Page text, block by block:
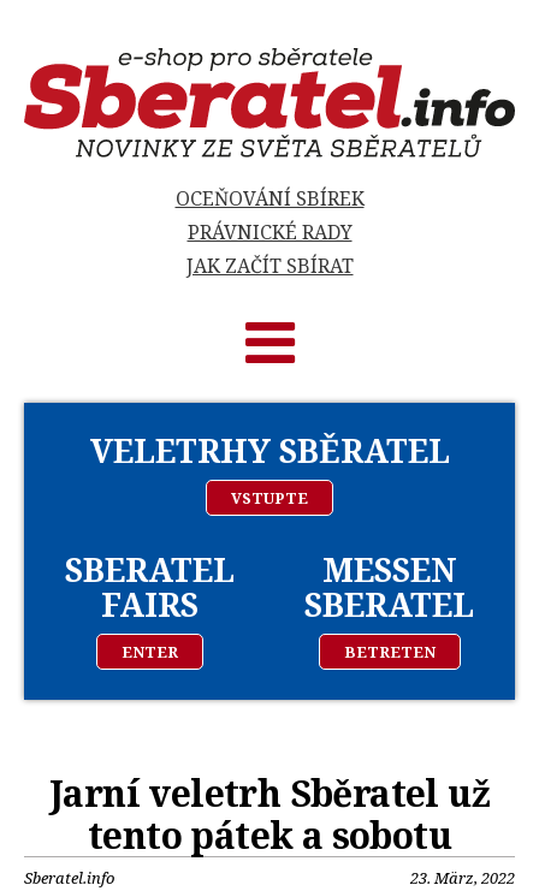
OCEŇOVÁNÍ SBÍREK
PRÁVNICKÉ RADY
JAK ZAČÍT SBÍRAT
VELETRHY SBĚRATEL
VSTUPTE
SBERATEL
FAIRS
ENTER
MESSEN
SBERATEL
BETRETEN
Jarní veletrh Sběratel už
tento pátek a sobotu
Sberatel.info 23. März, 2022